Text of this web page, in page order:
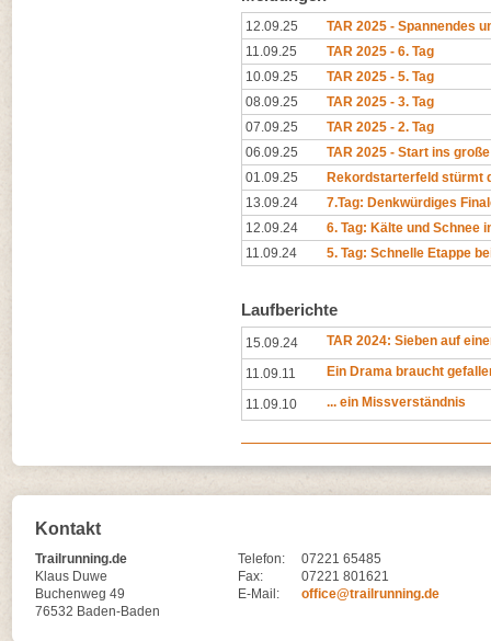
12.09.25
TAR 2025 - Spannendes
11.09.25
TAR 2025 - 6. Tag
10.09.25
TAR 2025 - 5. Tag
08.09.25
TAR 2025 - 3. Tag
07.09.25
TAR 2025 - 2. Tag
06.09.25
TAR 2025 - Start ins
01.09.25
Rekordstarterfeld stürmt
13.09.24
7.Tag: Denkwürdiges
12.09.24
6. Tag: Kälte und Schnee
11.09.24
5. Tag: Schnelle Etappe
Laufberichte
15.09.24 TAR 2024: Sieben auf
11.09.11 Ein Drama braucht
11.09.10 ... ein Missverständnis
Kontakt
Trailrunning.de
Klaus Duwe
Buchenweg 49
76532 Baden-Baden
Telefon:
07221 65485
Fax:
07221 801621
E-Mail:
office@trailrunning.de